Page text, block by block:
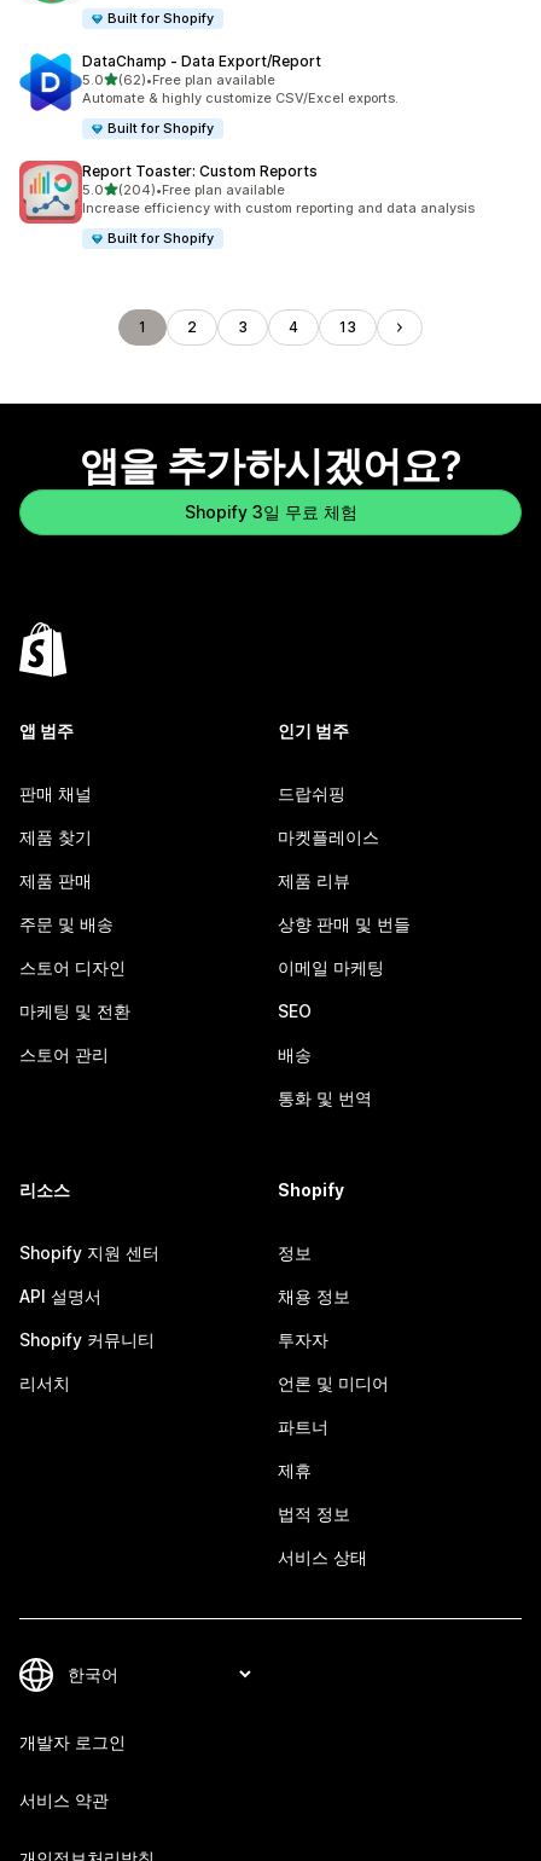
Built for Shopify
DataChamp ‑ Data Export/Report
5.0별 5개 중
(62)
총 리뷰 62개
•Free plan available
Automate & highly customize CSV/Excel exports.
Built for Shopify
Report Toaster: Custom Reports
5.0별 5개 중
(204)
총 리뷰 204개
•Free plan available
Increase efficiency with custom reporting and data analysis
Built for Shopify
1 2 3 4 13
앱을 추가하시겠어요?
Shopify 3일 무료 체험
앱 범주
판매 채널
제품 찾기
제품 판매
주문 및 배송
스토어 디자인
마케팅 및 전환
스토어 관리
인기 범주
드랍쉬핑
마켓플레이스
제품 리뷰
상향 판매 및 번들
이메일 마케팅
SEO
배송
통화 및 번역
리소스
Shopify 지원 센터
API 설명서
Shopify 커뮤니티
리서치
Shopify
정보
채용 정보
투자자
언론 및 미디어
파트너
제휴
법적 정보
서비스 상태
개발자 로그인
서비스 약관